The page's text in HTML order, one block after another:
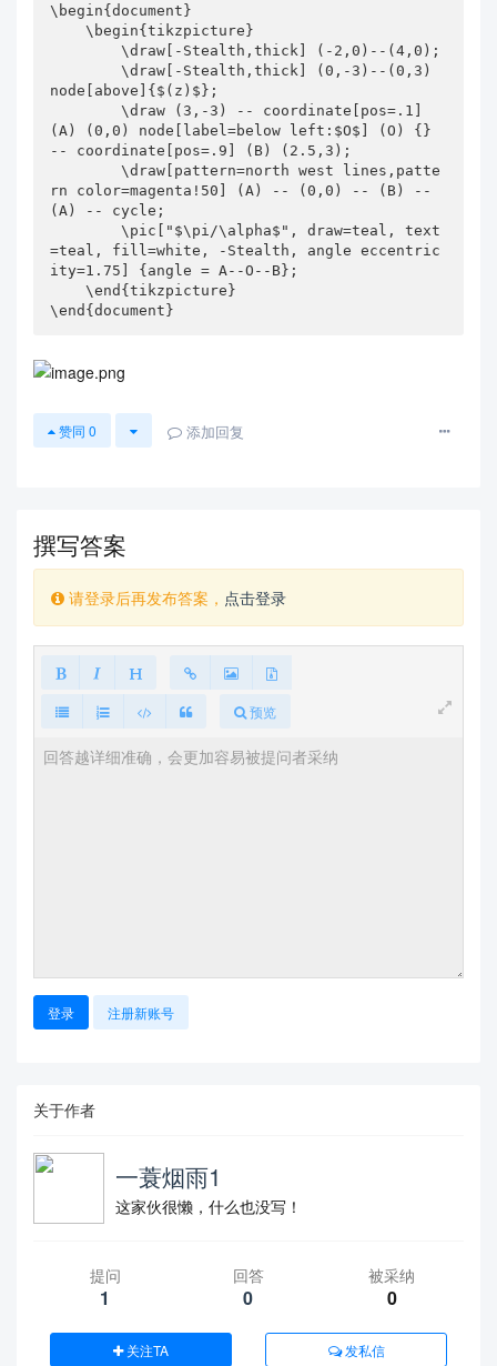
\begin{document}
    \begin{tikzpicture}
        \draw[-Stealth,thick] (-2,0)--(4,0);
        \draw[-Stealth,thick] (0,-3)--(0,3)
node[above]{$(z)$};
        \draw (3,-3) -- coordinate[pos=.1]
(A) (0,0) node[label=below left:$O$] (O) {}
-- coordinate[pos=.9] (B) (2.5,3);
        \draw[pattern=north west lines,patte
rn color=magenta!50] (A) -- (0,0) -- (B) --
(A) -- cycle;
        \pic["$\pi/\alpha$", draw=teal, text
=teal, fill=white, -Stealth, angle eccentric
ity=1.75] {angle = A--O--B};
    \end{tikzpicture}
\end{document}
赞同 0 添加回复
撰写答案
请登录后再发布答案， 点击登录
预览
登录 注册新账号
关于作者
一蓑烟雨1
这家伙很懒，什么也没写！
提问
1
回答
0
被采纳
0
关注TA 发私信